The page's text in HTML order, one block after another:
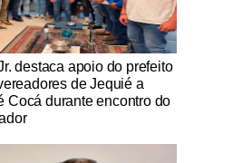
destaca apoio do prefeito
de Jequié a
Cocá durante encontro do